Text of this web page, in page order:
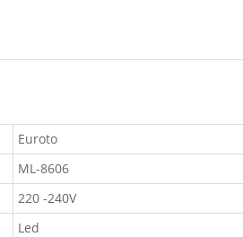
Euroto
ML-8606
220 -240V
Led